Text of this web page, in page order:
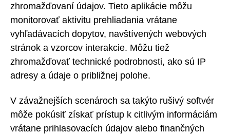
zhromažďovaní údajov. Tieto aplikácie môžu
monitorovať aktivitu prehliadania vrátane
vyhľadávacích dopytov, navštívených webových
stránok a vzorcov interakcie. Môžu tiež
zhromažďovať technické podrobnosti, ako sú IP
adresy a údaje o približnej polohe.
V závažnejších scenároch sa takýto rušivý softvér
môže pokúsiť získať prístup k citlivým informáciám
vrátane prihlasovacích údajov alebo finančných